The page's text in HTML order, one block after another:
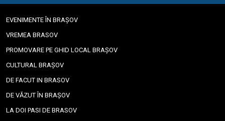
EVENIMENTE ÎN BRAȘOV
VREMEA BRASOV
PROMOVARE PE GHID LOCAL BRAȘOV
CULTURAL BRAȘOV
DE FACUT IN BRASOV
DE VĂZUT ÎN BRAȘOV
LA DOI PASI DE BRASOV